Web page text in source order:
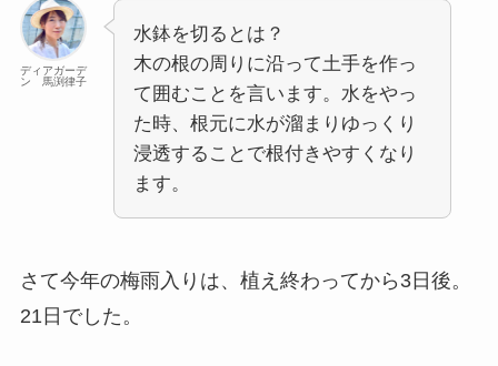
ディアガーデ
ン 馬渕律子
水鉢を切るとは？
木の根の周りに沿って土手を作っ
て囲むことを言います。水をやっ
た時、根元に水が溜まりゆっくり
浸透することで根付きやすくなり
ます。
さて今年の梅雨入りは、植え終わってから3日後。
21日でした。